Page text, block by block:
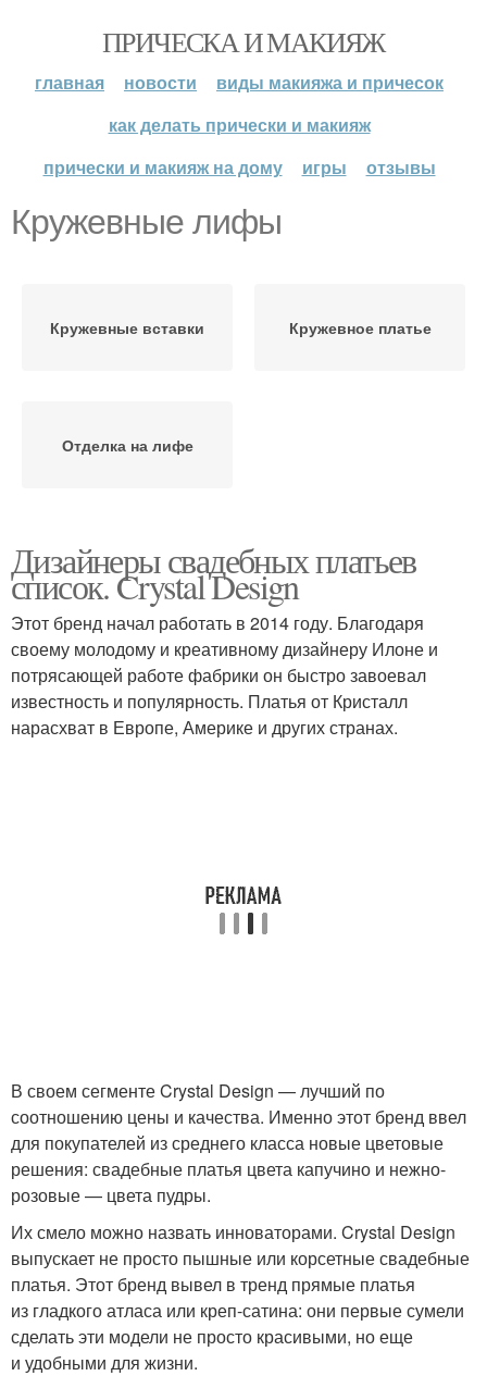
ПРИЧЕСКА И МАКИЯЖ
главная новости
виды макияжа и причесок
как делать прически и макияж
прически и макияж на дому
игры отзывы
Кружевные лифы
Кружевные вставки Кружевное платье
Отделка на лифе
Дизайнеры свадебных платьев
список. Crystal Design
Этот бренд начал работать в 2014 году. Благодаря
своему молодому и креативному дизайнеру Илоне и
потрясающей работе фабрики он быстро завоевал
известность и популярность. Платья от Кристалл
нарасхват в Европе, Америке и других странах.
В своем сегменте Crystal Design — лучший по
соотношению цены и качества. Именно этот бренд ввел
для покупателей из среднего класса новые цветовые
решения: свадебные платья цвета капучино и нежно-
розовые — цвета пудры.
Их смело можно назвать инноваторами. Crystal Design
выпускает не просто пышные или корсетные свадебные
платья. Этот бренд вывел в тренд прямые платья
из гладкого атласа или креп-сатина: они первые сумели
сделать эти модели не просто красивыми, но еще
и удобными для жизни.